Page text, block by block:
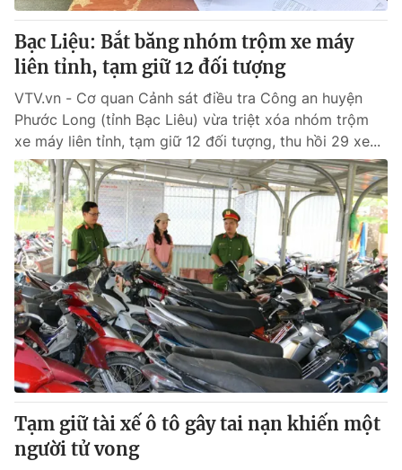
Bạc Liệu: Bắt băng nhóm trộm xe máy
liên tỉnh, tạm giữ 12 đối tượng
VTV.vn - Cơ quan Cảnh sát điều tra Công an huyện
Phước Long (tỉnh Bạc Liêu) vừa triệt xóa nhóm trộm
xe máy liên tỉnh, tạm giữ 12 đối tượng, thu hồi 29 xe...
Tạm giữ tài xế ô tô gây tai nạn khiến một
người tử vong